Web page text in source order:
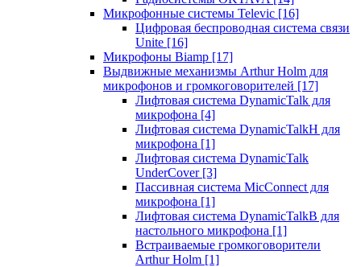
Микрофонные системы Televic [16]
Цифровая беспроводная система связи
Unite [16]
Микрофоны Biamp [17]
Выдвижные механизмы Arthur Holm для
микрофонов и громкоговорителей [17]
Лифтовая система DynamicTalk для
микрофона [4]
Лифтовая система DynamicTalkH для
микрофона [1]
Лифтовая система DynamicTalk
UnderCover [3]
Пассивная система MicConnect для
микрофона [1]
Лифтовая система DynamicTalkB для
настольного микрофона [1]
Встраиваемые громкоговорители
Arthur Holm [1]